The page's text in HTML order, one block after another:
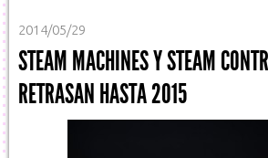
2014/05/29
STEAM MACHINES Y STEAM
RETRASAN HASTA 2015